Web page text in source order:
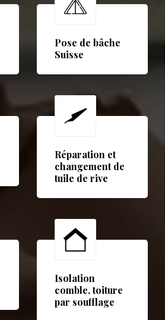
Pose de bâche
Suisse
Réparation et
changement de
tuile de rive
Isolation
comble, toiture
par soufflage